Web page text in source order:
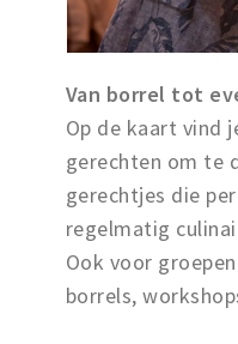
Van borrel tot
Op de kaart vind
gerechten om te
gerechtjes die
regelmatig
Ook voor
borrels,